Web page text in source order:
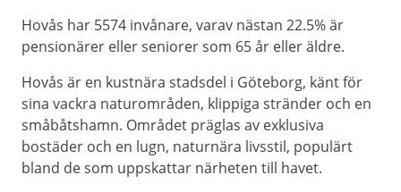
Hovås har 5574 invånare, varav nästan 22.5% är
pensionärer eller seniorer som 65 år eller äldre.
Hovås är en kustnära stadsdel i Göteborg, känt för
sina vackra naturområden, klippiga stränder och en
småbåtshamn. Området präglas av exklusiva
bostäder och en lugn, naturnära livsstil, populärt
bland de som uppskattar närheten till havet.